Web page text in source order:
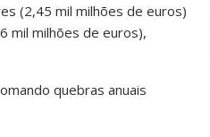
(2,45 mil milhões de euros)
mil milhões de euros),
quebras anuais